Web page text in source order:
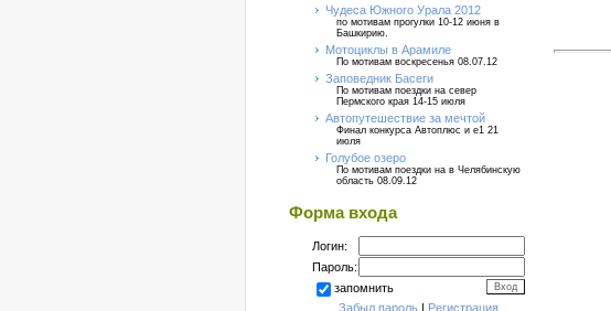
Чудеса Южного Урала 2012
по мотивам прогулки 10-12 июня в
Башкирию.
Мотоциклы в Арамиле
По мотивам воскресенья 08.07.12
Заповедник Басеги
По мотивам поездки на север
Пермского края 14-15 июля
Автопутешествие за мечтой
Финал конкурса Автоплюс и е1 21
июля
Голубое озеро
По мотивам поездки на в Челябинскую
область 08.09.12
Форма входа
Логин:
Пароль:
запомнить
Забыл пароль | Регистрация